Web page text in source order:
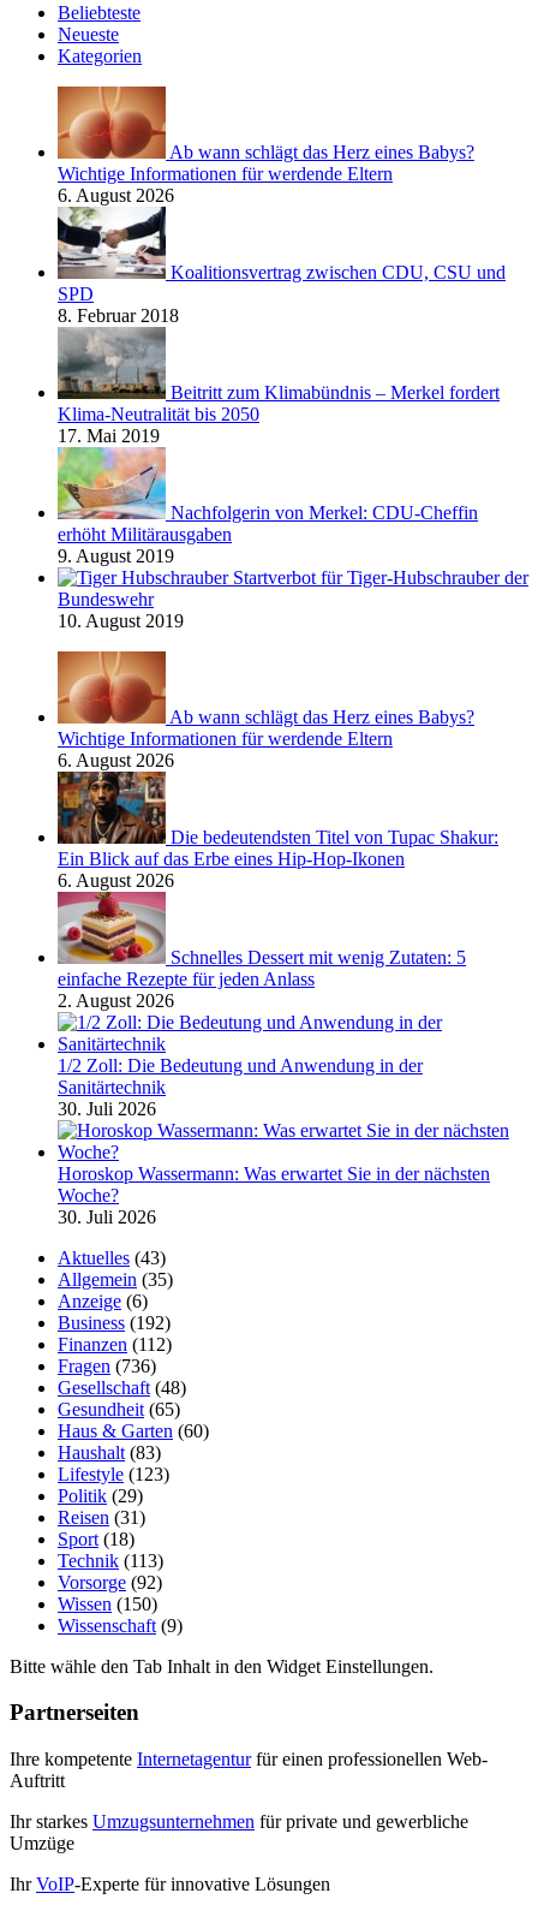
Beliebteste
Neueste
Kategorien
Ab wann schlägt das Herz eines Babys?
Wichtige Informationen für werdende Eltern
6. August 2026
Koalitionsvertrag zwischen CDU, CSU und
SPD
8. Februar 2018
Beitritt zum Klimabündnis – Merkel fordert
Klima-Neutralität bis 2050
17. Mai 2019
Nachfolgerin von Merkel: CDU-Cheffin
erhöht Militärausgaben
9. August 2019
Startverbot für Tiger-Hubschrauber der
Bundeswehr
10. August 2019
Ab wann schlägt das Herz eines Babys?
Wichtige Informationen für werdende Eltern
6. August 2026
Die bedeutendsten Titel von Tupac Shakur:
Ein Blick auf das Erbe eines Hip-Hop-Ikonen
6. August 2026
Schnelles Dessert mit wenig Zutaten: 5
einfache Rezepte für jeden Anlass
2. August 2026
1/2 Zoll: Die Bedeutung und Anwendung in der
Sanitärtechnik
30. Juli 2026
Horoskop Wassermann: Was erwartet Sie in der nächsten
Woche?
30. Juli 2026
Aktuelles (43)
Allgemein (35)
Anzeige (6)
Business (192)
Finanzen (112)
Fragen (736)
Gesellschaft (48)
Gesundheit (65)
Haus & Garten (60)
Haushalt (83)
Lifestyle (123)
Politik (29)
Reisen (31)
Sport (18)
Technik (113)
Vorsorge (92)
Wissen (150)
Wissenschaft (9)
Bitte wähle den Tab Inhalt in den Widget Einstellungen.
Partnerseiten
Ihre kompetente Internetagenturfür einen professionellen Web-
Auftritt
Ihr starkes Umzugsunternehmen für private und gewerbliche
Umzüge
IhrVoIP-Experte für innovative Lösungen